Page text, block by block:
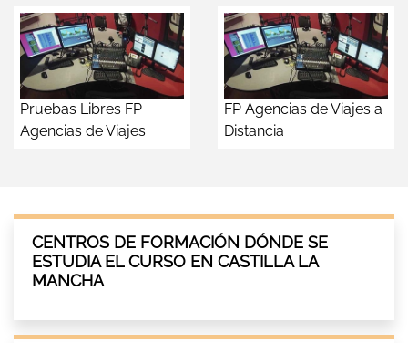
Pruebas Libres FP
Agencias de Viajes
FP Agencias de Viajes a
Distancia
CENTROS DE FORMACIÓN DÓNDE SE
ESTUDIA EL CURSO EN CASTILLA LA
MANCHA